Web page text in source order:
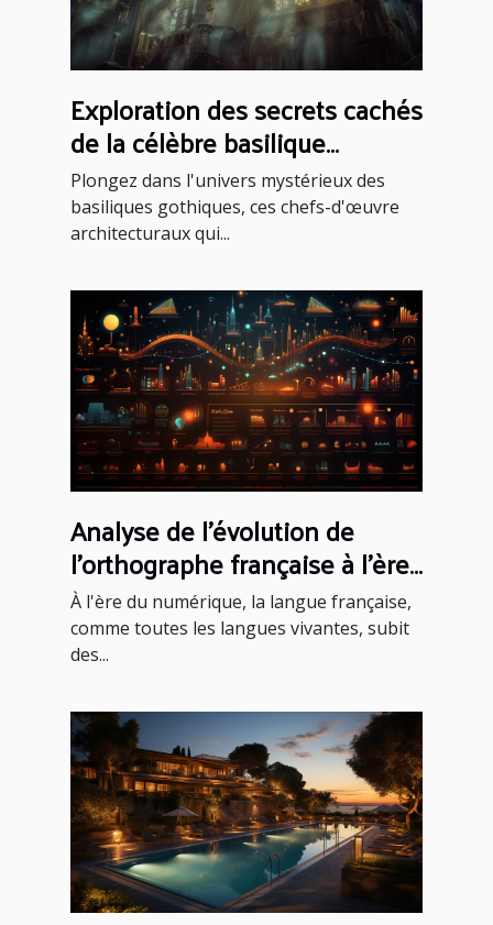
Exploration des secrets cachés
de la célèbre basilique
gothique
Plongez dans l'univers mystérieux des
basiliques gothiques, ces chefs-d'œuvre
architecturaux qui...
Analyse de l'évolution de
l'orthographe française à l'ère
du numérique
À l'ère du numérique, la langue française,
comme toutes les langues vivantes, subit
des...